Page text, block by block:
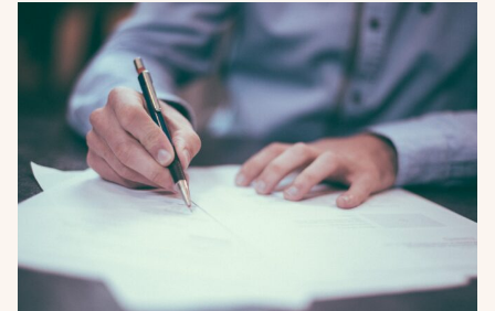
Read
article
"Husk
å
søke
om
momskompensasjon"